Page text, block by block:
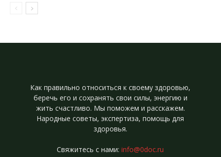
Как правильно относиться к своему здоровью,
беречь его и сохранять свои силы, энергию и
жить счастливо. Мы поможем и расскажем.
Народные советы, экспертиза, помощь для
здоровья.
Свяжитесь с нами:info@0doc.ru